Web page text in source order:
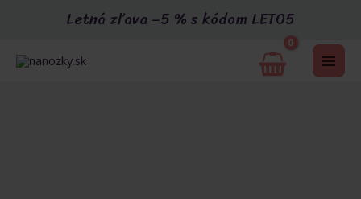
obsah
Letná zľava –5 % s kódom LETO5